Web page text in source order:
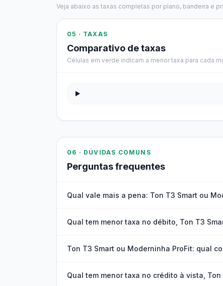
Veja abaixo as taxas completas por plano, bandeira e
05 · TAXAS
Comparativo de taxas
Células em verde indicam a menor taxa para cada
06 · DÚVIDAS COMUNS
Perguntas frequentes
Qual vale mais a pena: Ton T3 Smart ou
Qual tem menor taxa no débito, Ton T3
Ton T3 Smart ou Moderninha ProFit: qual
Qual tem menor taxa no crédito à vista,